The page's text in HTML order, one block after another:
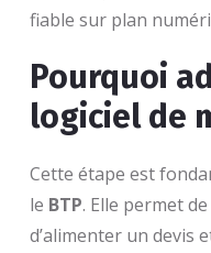
fiable sur plan
Pourquoi
logiciel de
Cette étape est
le BTP. Elle permet
d’alimenter un devis